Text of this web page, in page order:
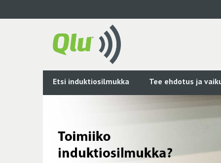
Etsi induktiosilmukka Tee ehdotus ja